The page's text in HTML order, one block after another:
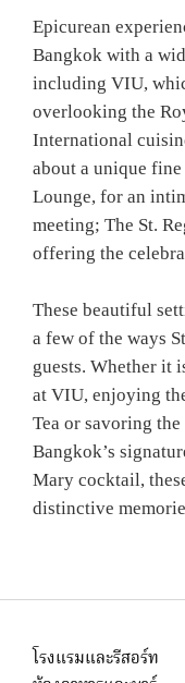
Epicurean
Bangkok with a
including VIU,
overlooking the
International
about a unique
Lounge, for an
meeting; The St.
offering the
These beautiful
a few of the ways
guests. Whether it
at VIU, enjoying
Tea or savoring the
Bangkok’s
Mary cocktail,
distinctive
โรงแรมและรีสอร์ท